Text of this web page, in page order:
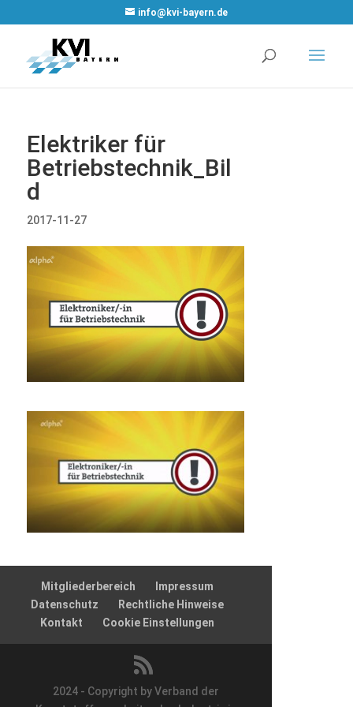
info@kvi-bayern.de
Elektriker für
Betriebstechnik_Bil
d
2017-11-27
Mitgliederbereich
Impressum
Datenschutz
Rechtliche Hinweise
Kontakt
Cookie Einstellungen
2024 - Copyright by Verband der
Cookie Plugin
Cookie Banner